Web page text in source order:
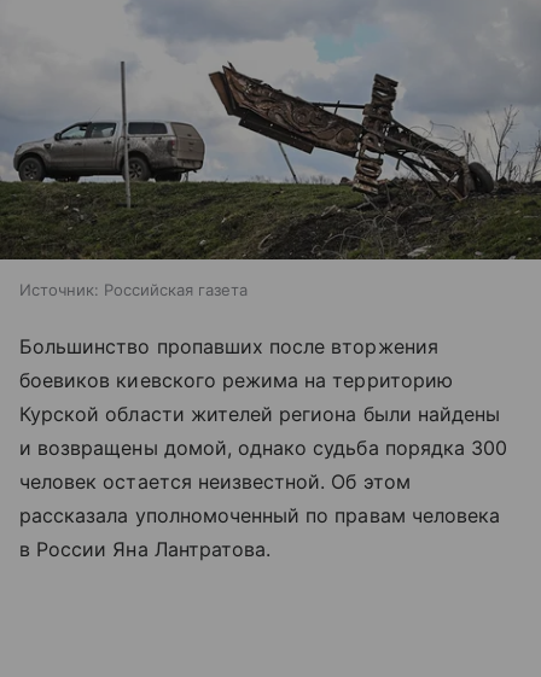
Источник: Российская газета
Большинство пропавших после вторжения
боевиков киевского режима на территорию
Курской области жителей региона были найдены
и возвращены домой, однако судьба порядка 300
человек остается неизвестной. Об этом
рассказала уполномоченный по правам человека
в России Яна Лантратова.